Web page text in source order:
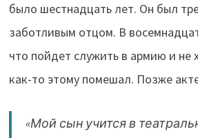
было шестнадцать лет. Он был
заботливым отцом. В
что пойдет служить в армию и не
как-то этому помешал. Позже
«Мой сын учится в